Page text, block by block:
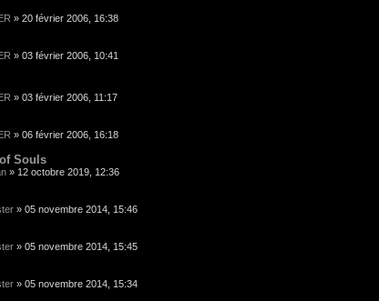
» 20 février 2006, 16:38
» 03 février 2006, 10:41
» 03 février 2006, 11:17
» 06 février 2006, 16:18
Souls
» 12 octobre 2019, 12:36
» 05 novembre 2014, 15:46
» 05 novembre 2014, 15:45
» 05 novembre 2014, 15:34